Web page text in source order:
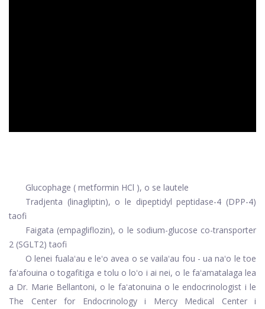
Glucophage ( metformin HCl ), o se lautele
Tradjenta (linagliptin), o le dipeptidyl peptidase-4 (DPP-4)
taofi
Faigata (empagliflozin), o le sodium-glucose co-transporter
2 (SGLT2) taofi
O lenei fualaʻau e leʻo avea o se vailaʻau fou - ua naʻo le toe
faʻafouina o togafitiga e tolu o loʻo i ai nei, o le faʻamatalaga lea
a Dr. Marie Bellantoni, o le faʻatonuina o le endocrinologist i le
The Center for Endocrinology i Mercy Medical Center i